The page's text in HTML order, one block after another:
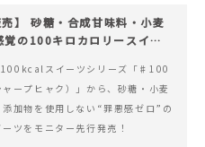
】 砂糖・合成甘味料・小麦
の100キロカロリースイー
スイーツシリーズ「♯100
ャープヒャク）」から、砂糖・小麦
添加物を使用しない“罪悪感ゼロ”の
ーツをモニター先行発売！